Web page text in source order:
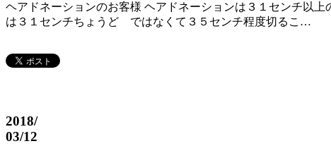
ヘアドネーションのお客様 ヘアドネーションは３１センチ以
は３１センチちょうど ではなくて３５センチ程度切るこ…
2018/
03/12